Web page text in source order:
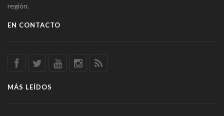
región.
EN CONTACTO
MÁS LEÍDOS